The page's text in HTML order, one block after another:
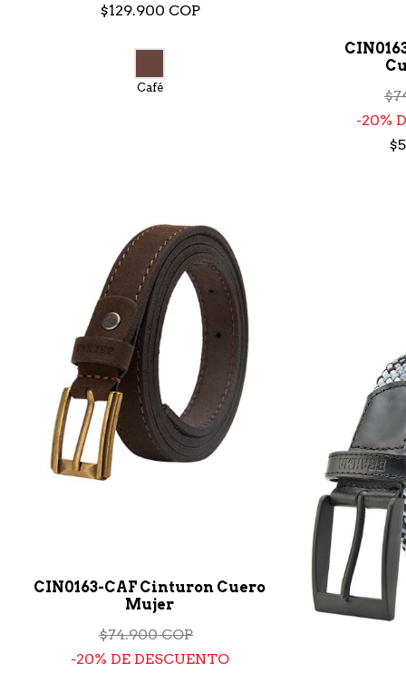
$129.900 COP
Café
CIN0163-CAF Cinturon Cuero
Mujer
$74.900 COP
20% DE DESCUENTO
20%